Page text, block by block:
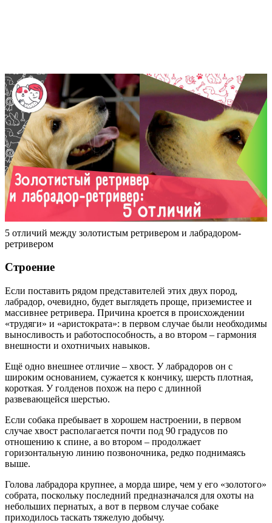
5 отличий между золотистым ретривером и лабрадором-
ретривером
Строение
Если поставить рядом представителей этих двух пород,
лабрадор, очевидно, будет выглядеть проще, приземистее и
массивнее ретривера. Причина кроется в происхождении
«трудяги» и «аристократа»: в первом случае были необходимы
выносливость и работоспособность, а во втором – гармония
внешности и охотничьих навыков.
Ещё одно внешнее отличие – хвост. У лабрадоров он с
широким основанием, сужается к кончику, шерсть плотная,
короткая. У голденов похож на перо с длинной
развевающейся шерстью.
Если собака пребывает в хорошем настроении, в первом
случае хвост располагается почти под 90 градусов по
отношению к спине, а во втором – продолжает
горизонтальную линию позвоночника, редко поднимаясь
выше.
Голова лабрадора крупнее, а морда шире, чем у его «золотого»
собрата, поскольку последний предназначался для охоты на
небольших пернатых, а вот в первом случае собаке
приходилось таскать тяжелую добычу.